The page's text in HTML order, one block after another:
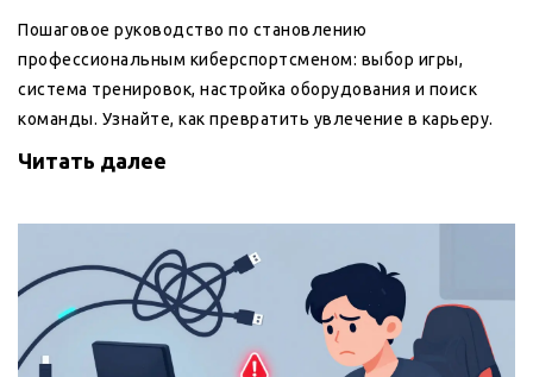
Пошаговое руководство по становлению
профессиональным киберспортсменом: выбор игры,
система тренировок, настройка оборудования и поиск
команды. Узнайте, как превратить увлечение в карьеру.
Читать далее